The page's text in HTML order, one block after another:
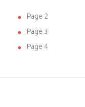
Page 2
Page 3
Page 4